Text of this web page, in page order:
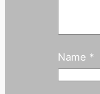
Name *